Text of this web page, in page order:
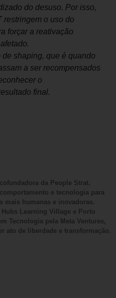
do desuso. Por isso,
restringem o uso do
forçar a reativação
shaping, que é quando
a ser recompensados
o
final.
da People Strat.
e tecnologia para
mais humanas e inovadoras.
Learning Village e Porto
Tecnologia pela Meta Ventures,
ato de liberdade e transformação.